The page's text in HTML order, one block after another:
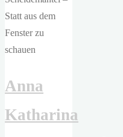
Damentoilette"
Anna
Katharina